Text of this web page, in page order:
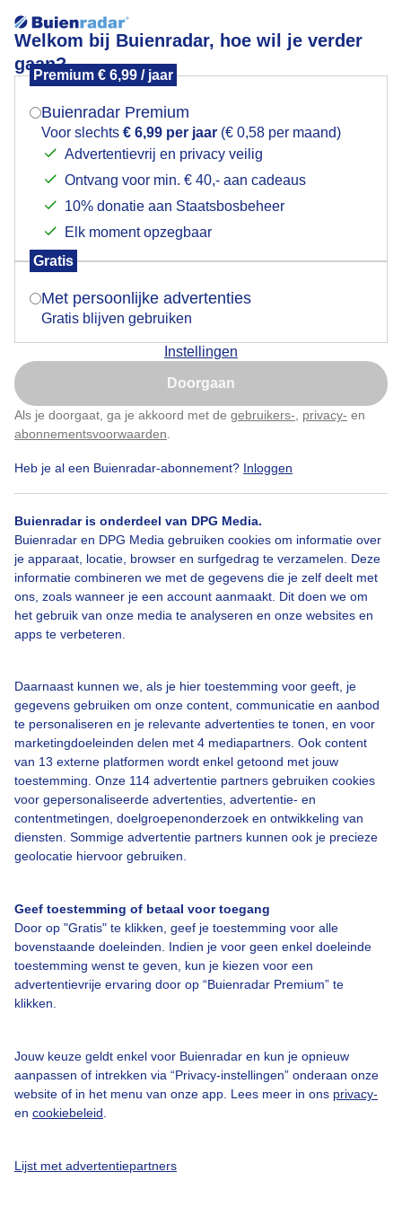
Welkom bij Buienradar, hoe wil je verder
gaan?
Premium € 6,99 / jaar
Buienradar Premium
Voor slechts € 6,99 per jaar (€ 0,58 per maand)
Advertentievrij en privacy veilig
Ontvang voor min. € 40,- aan cadeaus
10% donatie aan Staatsbosbeheer
Elk moment opzegbaar
Gratis
Met persoonlijke advertenties
Gratis blijven gebruiken
Instellingen
Doorgaan
Als je doorgaat, ga je akkoord met de gebruikers- privacy- en
abonnementsvoorwaarden
Heb je al een Buienradar-abonnement? Inloggen
Buienradar is onderdeel van DPG Media.
Buienradar en DPG Media gebruiken cookies om informatie over
je apparaat, locatie, browser en surfgedrag te verzamelen. Deze
informatie combineren we met de gegevens die je zelf deelt met
ons, zoals wanneer je een account aanmaakt. Dit doen we om
het gebruik van onze media te analyseren en onze websites en
apps te verbeteren.
Daarnaast kunnen we, als je hier toestemming voor geeft, je
gegevens gebruiken om onze content, communicatie en aanbod
te personaliseren en je relevante advertenties te tonen, en voor
marketingdoeleinden delen met 4 mediapartners. Ook content
van 13 externe platformen wordt enkel getoond met jouw
toestemming. Onze 114 advertentie partners gebruiken cookies
voor gepersonaliseerde advertenties, advertentie- en
contentmetingen, doelgroepenonderzoek en ontwikkeling van
diensten. Sommige advertentie partners kunnen ook je precieze
geolocatie hiervoor gebruiken.
Geef toestemming of betaal voor toegang
Door op "Gratis" te klikken, geef je toestemming voor alle
bovenstaande doeleinden. Indien je voor geen enkel doeleinde
toestemming wenst te geven, kun je kiezen voor een
advertentievrije ervaring door op “Buienradar Premium” te
klikken.
Jouw keuze geldt enkel voor Buienradar en kun je opnieuw
aanpassen of intrekken via “Privacy-instellingen” onderaan onze
website of in het menu van onze app. Lees meer in ons privacy-
en cookiebeleid
Lijst met advertentiepartners
Schapen en lammetjes in de zonsondergang
Schapen en lammetjes genieten nog buiten ondanks
een miezerregentje
Door: Astrid Wiessner Hoog
Zon Regen
Bekijk slideshow
Een moment geduld aub...
Over Buienradar
Bedrijfsgegevens
Veelgestelde vragen
Contact
Toegankelijkheid
Adverteren
Buienradar Team
Mogen we je locatie gebruiken voor het
Indien je hier nog geen akkoord op hebt gegeven,
verschijnt er zo een pop-up uit je browser waarin
Is goed, toon de popup
Nu niet, misschien later
Klik hierom dit aan te passen